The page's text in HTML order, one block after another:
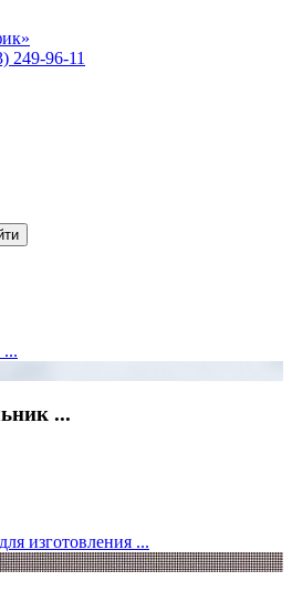
249-96-11
...
изготовления ...